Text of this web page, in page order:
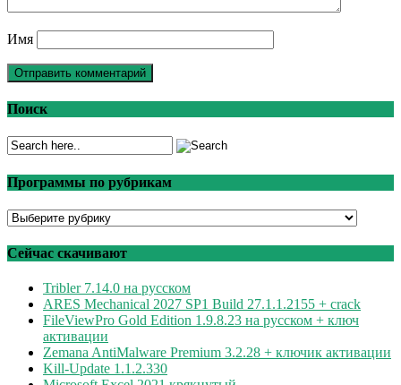
Имя
Поиск
Программы по рубрикам
Программы
рубрикам
Сейчас скачивают
Tribler 7.14.0 на русском
ARES Mechanical 2027 SP1 Build 27.1.1.2155 + crack
FileViewPro Gold Edition 1.9.8.23 на русском + ключ
активации
Zemana AntiMalware Premium 3.2.28 + ключик активации
Kill-Update 1.1.2.330